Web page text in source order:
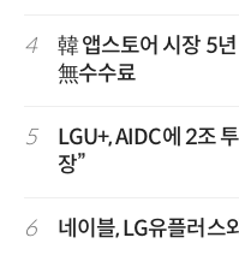
4
韓 앱스토어 시장 5
無수수료
5
LGU+, AIDC에 2조
장”
6 네이블, LG유플러스